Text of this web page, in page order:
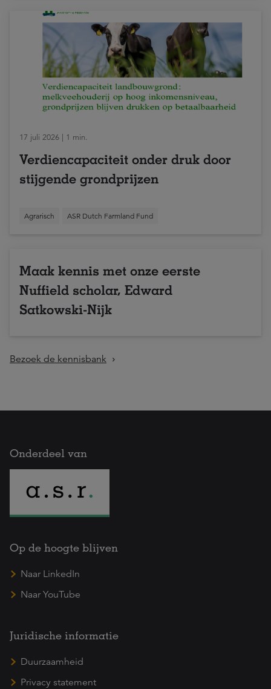
17 juli 2026 | 1 min.
Verdiencapaciteit onder druk door
stijgende grondprijzen
Agrarisch ASR Dutch Farmland Fund
Maak kennis met onze eerste
Nuffield scholar, Edward
Satkowski-Nijk
Bezoek de kennisbank
Onderdeel van
Op de hoogte blijven
Naar LinkedIn
Naar YouTube
Juridische informatie
Duurzaamheid
Privacy statement